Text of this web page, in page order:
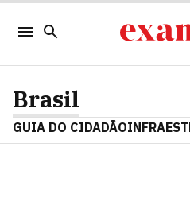
Brasil
GUIA DO CIDADÃO